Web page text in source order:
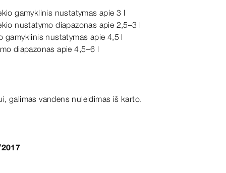
gamyklinis nustatymas apie 3 l
nustatymo diapazonas apie 2,5–3 l
gamyklinis nustatymas apie 4,5 l
diapazonas apie 4,5–6 l
galimas vandens nuleidimas iš karto.